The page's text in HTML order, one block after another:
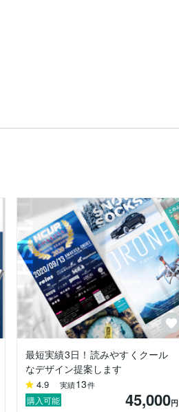
さなことから、継続案件までぜひ
最短実績3日！読みやすくクール
なデザイン提案します
4.9 実績13件
購入可能 45,000円